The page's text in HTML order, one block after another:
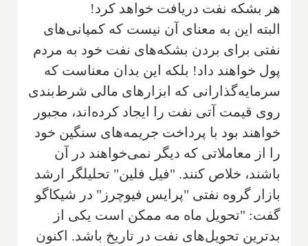
هر بشکه نفت دریافت خواهد کرد!
البته این به معنای آن نیست که کمپانی‌های
نفتی برای بردن بشکه‌های نفت خود به مردم
پول خواهند داد! بلکه این بدان معناست که
سرمایه‌گذارانی که ابزارهای مالی شرط‌بندی
روی قیمت آتی نفت را ایجاد کرده‌اند، مجبور
خواهند بود با پرداخت جریمه‌های سنگین خود
را از معاملاتی که دیگر نمی‌خواهند در آن
باشند، خلاص کنند. "فیل فلین" تحلیلگر ارشد
بازار گروه نفتی "پرایس فیوچرز" در شیکاگو
گفت: "تحویل ماه مه ممکن است یکی از
بدترین تحویل‌های نفت در تاریخ باشد. اکنون